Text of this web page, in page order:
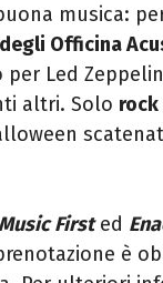
musica:
Officina
Led
altri. Solo rock
Firsted
è